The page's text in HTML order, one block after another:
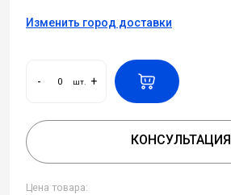
Изменить город доставки
- шт. +
КОНСУЛЬТАЦИЯ
Цена товара: